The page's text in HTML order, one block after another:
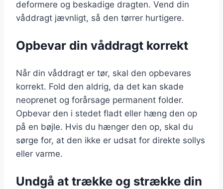
deformere og beskadige dragten. Vend din
våddragt jævnligt, så den tørrer hurtigere.
Opbevar din våddragt korrekt
Når din våddragt er tør, skal den opbevares
korrekt. Fold den aldrig, da det kan skade
neoprenet og forårsage permanent folder.
Opbevar den i stedet fladt eller hæng den op
på en bøjle. Hvis du hænger den op, skal du
sørge for, at den ikke er udsat for direkte sollys
eller varme.
Undgå at trække og strække din